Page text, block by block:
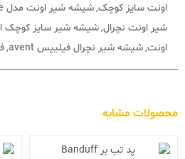
اونت سایز کوچک,شیشه شیر اونت مدل Natural Response
شیر اونت نچرال,شیشه شیر سایز کوچک
اونت,شیشه شیر نچرال فیلیپس avent ,
محصولات مشابه